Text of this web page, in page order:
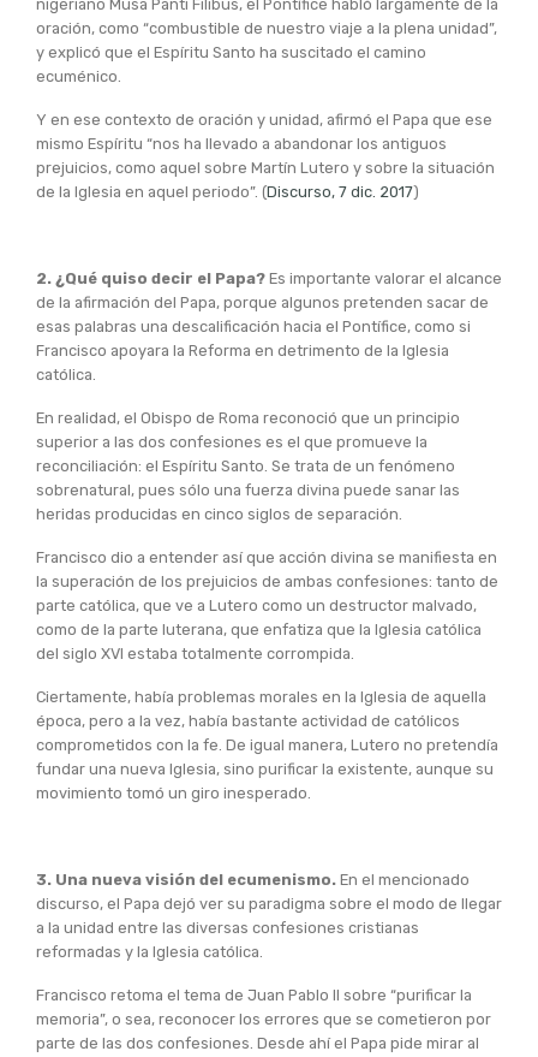
nigeriano Musa Panti Filibus, el Pontífice habló largamente de la
oración, como “combustible de nuestro viaje a la plena unidad”,
y explicó que el Espíritu Santo ha suscitado el camino
ecuménico.
Y en ese contexto de oración y unidad, afirmó el Papa que ese
mismo Espíritu “nos ha llevado a abandonar los antiguos
prejuicios, como aquel sobre Martín Lutero y sobre la situación
de la Iglesia en aquel periodo”. (Discurso, 7 dic. 2017)
2. ¿Qué quiso decir el Papa? Es importante valorar el alcance
de la afirmación del Papa, porque algunos pretenden sacar de
esas palabras una descalificación hacia el Pontífice, como si
Francisco apoyara la Reforma en detrimento de la Iglesia
católica.
En realidad, el Obispo de Roma reconoció que un principio
superior a las dos confesiones es el que promueve la
reconciliación: el Espíritu Santo. Se trata de un fenómeno
sobrenatural, pues sólo una fuerza divina puede sanar las
heridas producidas en cinco siglos de separación.
Francisco dio a entender así que acción divina se manifiesta en
la superación de los prejuicios de ambas confesiones: tanto de
parte católica, que ve a Lutero como un destructor malvado,
como de la parte luterana, que enfatiza que la Iglesia católica
del siglo XVI estaba totalmente corrompida.
Ciertamente, había problemas morales en la Iglesia de aquella
época, pero a la vez, había bastante actividad de católicos
comprometidos con la fe. De igual manera, Lutero no pretendía
fundar una nueva Iglesia, sino purificar la existente, aunque su
movimiento tomó un giro inesperado.
3. Una nueva visión del ecumenismo. En el mencionado
discurso, el Papa dejó ver su paradigma sobre el modo de llegar
a la unidad entre las diversas confesiones cristianas
reformadas y la Iglesia católica.
Francisco retoma el tema de Juan Pablo II sobre “purificar la
memoria”, o sea, reconocer los errores que se cometieron por
parte de las dos confesiones. Desde ahí el Papa pide mirar al